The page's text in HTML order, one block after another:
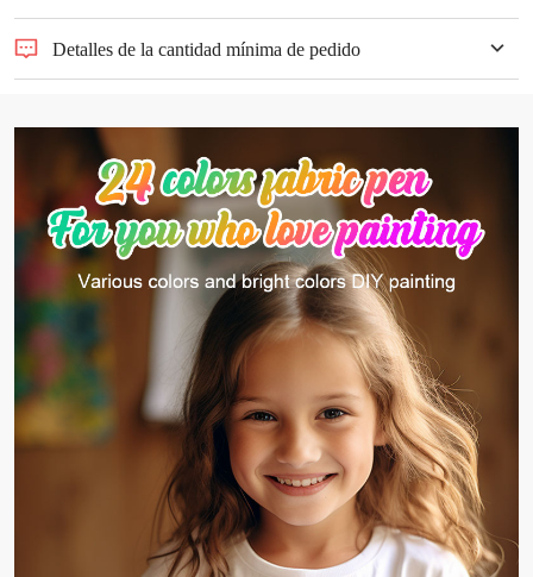
Detalles de la cantidad mínima de pedido